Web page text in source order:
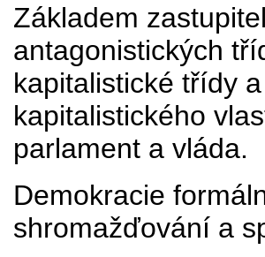
Základem
antagonistických
kapitalistické třídy
kapitalistického
parlament a vláda.
Demokracie
shromažďování a